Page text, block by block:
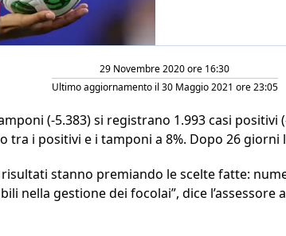
29 Novembre 2020 ore 16:30
Ultimo aggiornamento il 30 Maggio 2021 ore 23:05
(-5.383) si registrano 1.993 casi positivi
tra i positivi e i tamponi a 8%. Dopo 26 giorni
risultati stanno premiando le scelte fatte:
nella gestione dei focolai”, dice l’assessore